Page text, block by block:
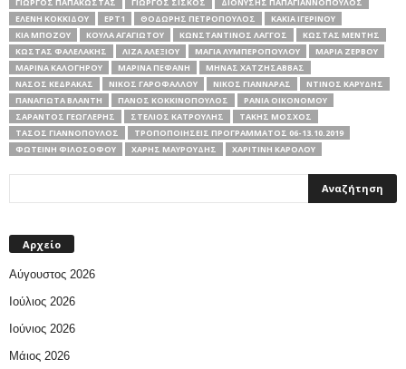
ΕΛΈΝΗ ΚΟΚΚΊΔΟΥ
ΕΡΤ1 ΘΟΔΩΡΉΣ ΠΕΤΡΌΠΟΥΛΟΣ
ΚΆΚΙΑ ΙΓΕΡΙΝΟΎ
ΚΊΑ ΜΠΌΖΟΥ
ΚΟΎΛΑ ΑΓΑΓΙΏΤΟΥ ΚΩΝΣΤΑΝΤΊΝΟΣ ΛΆΓΓΟΣ
ΚΏΣΤΑΣ ΜΕΝΤΉΣ
ΚΏΣΤΑΣ ΦΑΛΕΛΆΚΗΣ
ΛΊΖΑ ΑΛΕΞΊΟΥ ΜΆΓΙΑ ΛΥΜΠΕΡΟΠΟΎΛΟΥ
ΜΑΡΊΑ ΖΕΡΒΟΎ
ΜΑΡΊΝΑ ΚΑΛΟΓΉΡΟΥ
ΜΑΡΊΝΑ ΠΕΦΆΝΗ
ΜΗΝΆΣ ΧΑΤΖΗΣΆΒΒΑΣ
ΝΆΣΟΣ ΚΕΔΡΆΚΑΣ
ΝΊΚΟΣ ΓΑΡΟΦΆΛΛΟΥ ΝΊΚΟΣ ΓΙΑΝΝΑΡΆΣ
ΝΤΊΝΟΣ ΚΑΡΎΔΗΣ
ΠΑΝΑΓΙΏΤΑ ΒΛΑΝΤΉ
ΠΆΝΟΣ ΚΟΚΚΙΝΌΠΟΥΛΟΣ
ΡΆΝΙΑ ΟΙΚΟΝΌΜΟΥ
ΣΑΡΆΝΤΟΣ ΓΕΩΓΛΕΡΉΣ
ΣΤΈΛΙΟΣ ΚΑΤΡΟΎΛΗΣ
ΤΆΚΗΣ ΜΌΣΧΟΣ
ΤΆΣΟΣ ΓΙΑΝΝΌΠΟΥΛΟΣ
ΤΡΟΠΟΠΟΙΉΣΕΙΣ ΠΡΟΓΡΆΜΜΑΤΟΣ 06-13.10.2019
ΦΩΤΕΙΝΉ ΦΙΛΟΣΌΦΟΥ
ΧΆΡΗΣ ΜΑΥΡΟΥΔΉΣ ΧΑΡΙΤΊΝΗ ΚΑΡΌΛΟΥ
Αρχείο
Αύγουστος 2026
Ιούλιος 2026
Ιούνιος 2026
Μάιος 2026